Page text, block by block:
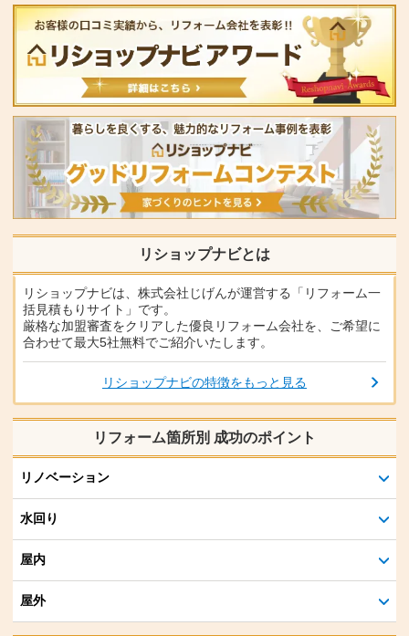
リショップナビとは
リショップナビは、株式会社じげんが運営する「リフォーム一
括見積もりサイト」です。
厳格な加盟審査をクリアした優良リフォーム会社を、ご希望に
合わせて最大5社無料でご紹介いたします。
リショップナビの特徴をもっと見る
リフォーム箇所別 成功のポイント
リノベーション
水回り
屋内
屋外